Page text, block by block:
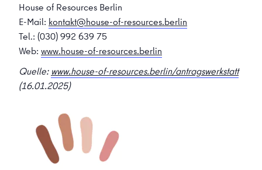
House of Resources Berlin
E-Mail: kontakt@house-of-resources.berlin
Tel.: (030) 992 639 75
Web: www.house-of-resources.berlin
Quelle: www.house-of-resources.berlin/antragswerkstatt
(16.01.2025)